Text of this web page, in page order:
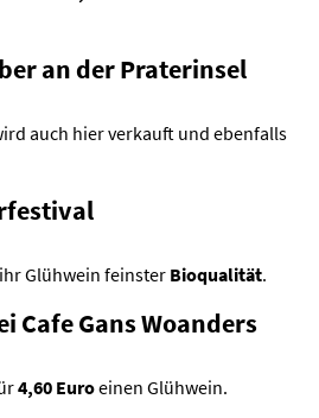
an der Praterinsel
auch hier verkauft und ebenfalls
Glühwein feinster Bioqualität.
Cafe Gans Woanders
4,60 Euroeinen Glühwein.